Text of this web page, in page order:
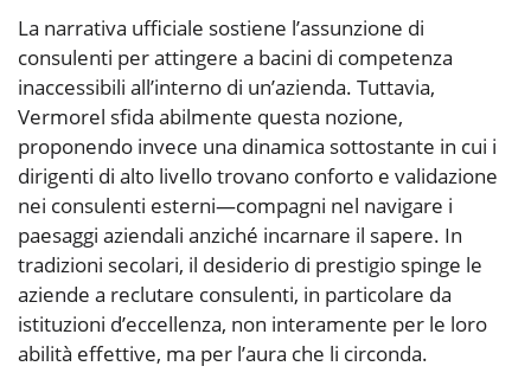
La narrativa ufficiale sostiene l’assunzione di
consulenti per attingere a bacini di competenza
inaccessibili all’interno di un’azienda. Tuttavia,
Vermorel sfida abilmente questa nozione,
proponendo invece una dinamica sottostante in cui i
dirigenti di alto livello trovano conforto e validazione
nei consulenti esterni—compagni nel navigare i
paesaggi aziendali anziché incarnare il sapere. In
tradizioni secolari, il desiderio di prestigio spinge le
aziende a reclutare consulenti, in particolare da
istituzioni d’eccellenza, non interamente per le loro
abilità effettive, ma per l’aura che li circonda.